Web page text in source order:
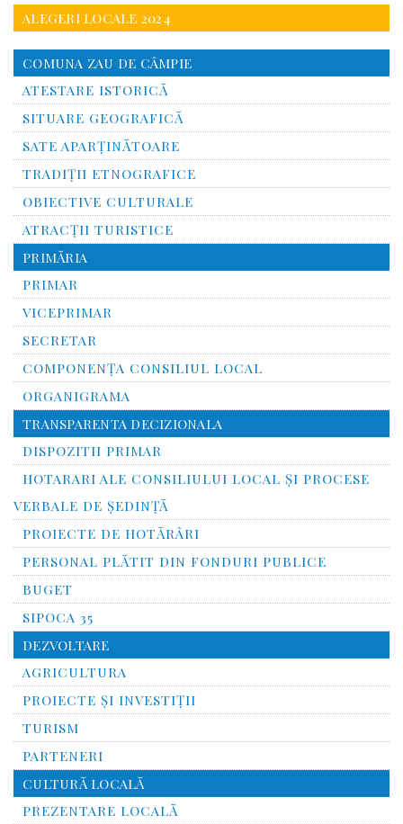
ALEGERI LOCALE 2024
COMUNA ZAU DE CÂMPIE
ATESTARE ISTORICĂ
SITUARE GEOGRAFICĂ
SATE APARȚINĂTOARE
TRADIȚII ETNOGRAFICE
OBIECTIVE CULTURALE
ATRACȚII TURISTICE
PRIMĂRIA
PRIMAR
VICEPRIMAR
SECRETAR
COMPONENȚA CONSILIUL LOCAL
ORGANIGRAMA
TRANSPARENTA DECIZIONALA
DISPOZITII PRIMAR
HOTARARI ALE CONSILIULUI LOCAL ȘI PROCESE
VERBALE DE ȘEDINȚĂ
PROIECTE DE HOTĂRÂRI
PERSONAL PLĂTIT DIN FONDURI PUBLICE
BUGET
SIPOCA 35
DEZVOLTARE
AGRICULTURA
PROIECTE ȘI INVESTIȚII
TURISM
PARTENERI
CULTURĂ LOCALĂ
PREZENTARE LOCALĂ